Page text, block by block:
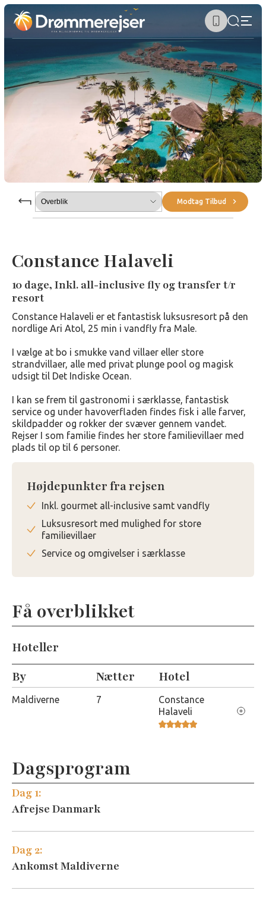
Submenu Modtag Tilbud
Constance Halaveli
10 dage, Inkl. all-inclusive fly og transfer t/r
resort
Constance Halaveli er et fantastisk luksusresort på den
nordlige Ari Atol, 25 min i vandfly fra Male.
I vælge at bo i smukke vand villaer eller store
strandvillaer, alle med privat plunge pool og magisk
udsigt til Det Indiske Ocean.
I kan se frem til gastronomi i særklasse, fantastisk
service og under havoverfladen findes fisk i alle farver,
skildpadder og rokker der svæver gennem vandet.
Rejser I som familie findes her store familievillaer med
plads til op til 6 personer.
Højdepunkter fra rejsen
Inkl. gourmet all-inclusive samt vandfly
Luksusresort med mulighed for store
familievillaer
Service og omgivelser i særklasse
Få overblikket
Hoteller
By
Nætter Hotel
Maldiverne 7
Constance
Halaveli
DagsprogramConstance Halaveli
Dag 1:
Afrejse Danmark
Dag 2:
Ankomst Maldiverne